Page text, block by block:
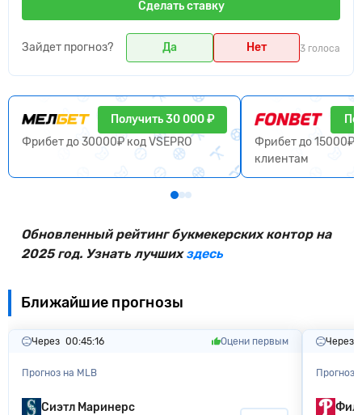
Сделать ставку
Зайдет прогноз? Да Нет 3 голоса
Получить 30 000 ₽
Фрибет до 30000₽ код VSEPRO
Фрибет до 15000₽
клиентам
Обновленный рейтинг букмекерских контор на
2025 год. Узнать лучшихздесь
Ближайшие прогнозы
Через 00:45:15 Оцени первым
Прогноз на MLB
Сиэтл Маринерс
Через
Прогноз